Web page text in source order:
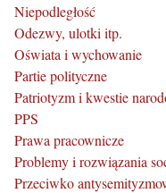
Niepodległość
Odezwy, ulotki itp.
Oświata i wychowanie
Partie polityczne
Patriotyzm i kwestie
PPS
Prawa pracownicze
Problemy i rozwiązania
Przeciwko